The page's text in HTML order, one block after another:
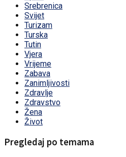
Srebrenica
Svijet
Turizam
Turska
Tutin
Vjera
Vrijeme
Zabava
Zanimljivosti
Zdravlje
Zdravstvo
Žena
Život
Pregledaj po temama